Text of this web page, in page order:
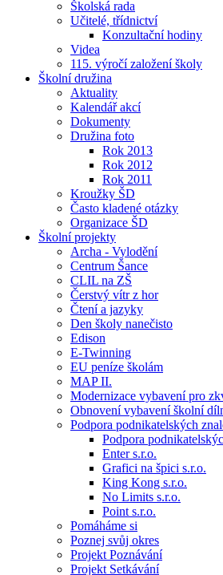
Školská rada
Učitelé, třídnictví
Konzultační hodiny
Videa
115. výročí založení školy
Školní družina
Aktuality
Kalendář akcí
Dokumenty
Družina foto
Rok 2013
Rok 2012
Rok 2011
Kroužky ŠD
Často kladené otázky
Organizace ŠD
Školní projekty
Archa - Vylodění
Centrum Šance
CLIL na ZŠ
Čerstvý vítr z hor
Čtení a jazyky
Den školy nanečisto
Edison
E-Twinning
EU peníze školám
MAP II.
Modernizace vybavení pro
Obnovení vybavení školní
Podpora podnikatelských
Podpora
Enter s.r.o.
Grafici na špici s.r.o.
King Kong s.r.o.
No Limits s.r.o.
Point s.r.o.
Pomáháme si
Poznej svůj okres
Projekt Poznávání
Projekt Setkávání